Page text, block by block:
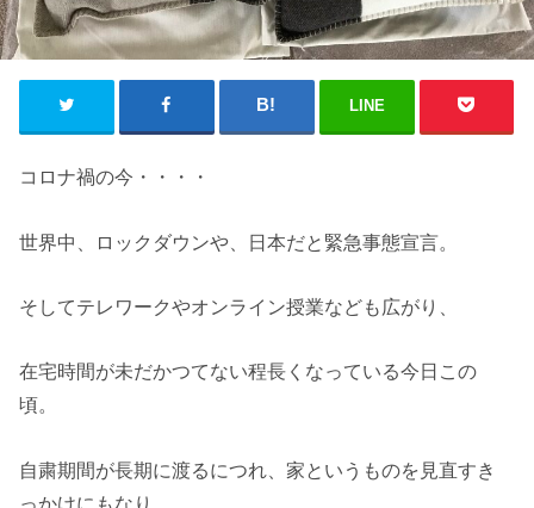
LINE
コロナ禍の今・・・・
世界中、ロックダウンや、日本だと緊急事態宣言。
そしてテレワークやオンライン授業なども広がり、
在宅時間が未だかつてない程長くなっている今日この
頃。
自粛期間が長期に渡るにつれ、家というものを見直すき
っかけにもなり、